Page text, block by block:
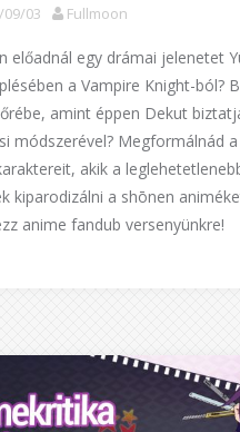
09/03 Fullmoon
előadnál egy drámai jelenetet
a Vampire Knight-ból?
amint éppen Dekut
módszerével? Megformálnád
akik a
kiparodizálni a shōnen
anime fandub versenyünkre!